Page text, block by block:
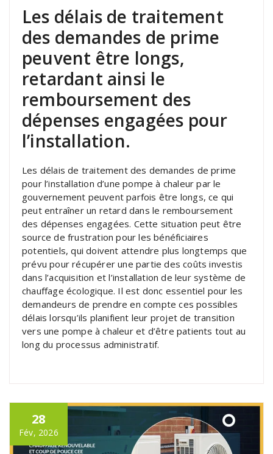
Les délais de traitement
des demandes de prime
peuvent être longs,
retardant ainsi le
remboursement des
dépenses engagées pour
l’installation.
Les délais de traitement des demandes de prime
pour l’installation d’une pompe à chaleur par le
gouvernement peuvent parfois être longs, ce qui
peut entraîner un retard dans le remboursement
des dépenses engagées. Cette situation peut être
source de frustration pour les bénéficiaires
potentiels, qui doivent attendre plus longtemps que
prévu pour récupérer une partie des coûts investis
dans l’acquisition et l’installation de leur système de
chauffage écologique. Il est donc essentiel pour les
demandeurs de prendre en compte ces possibles
délais lorsqu’ils planifient leur projet de transition
vers une pompe à chaleur et d’être patients tout au
long du processus administratif.
28
Fév, 2026